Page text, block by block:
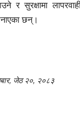
र सुरक्षामा
छन्।
जेठ २०, २०८३